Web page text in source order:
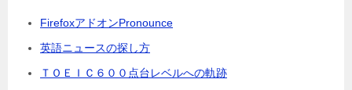
FirefoxアドオンPronounce
英語ニュースの探し方
ＴＯＥＩＣ６００点台レベルへの軌跡